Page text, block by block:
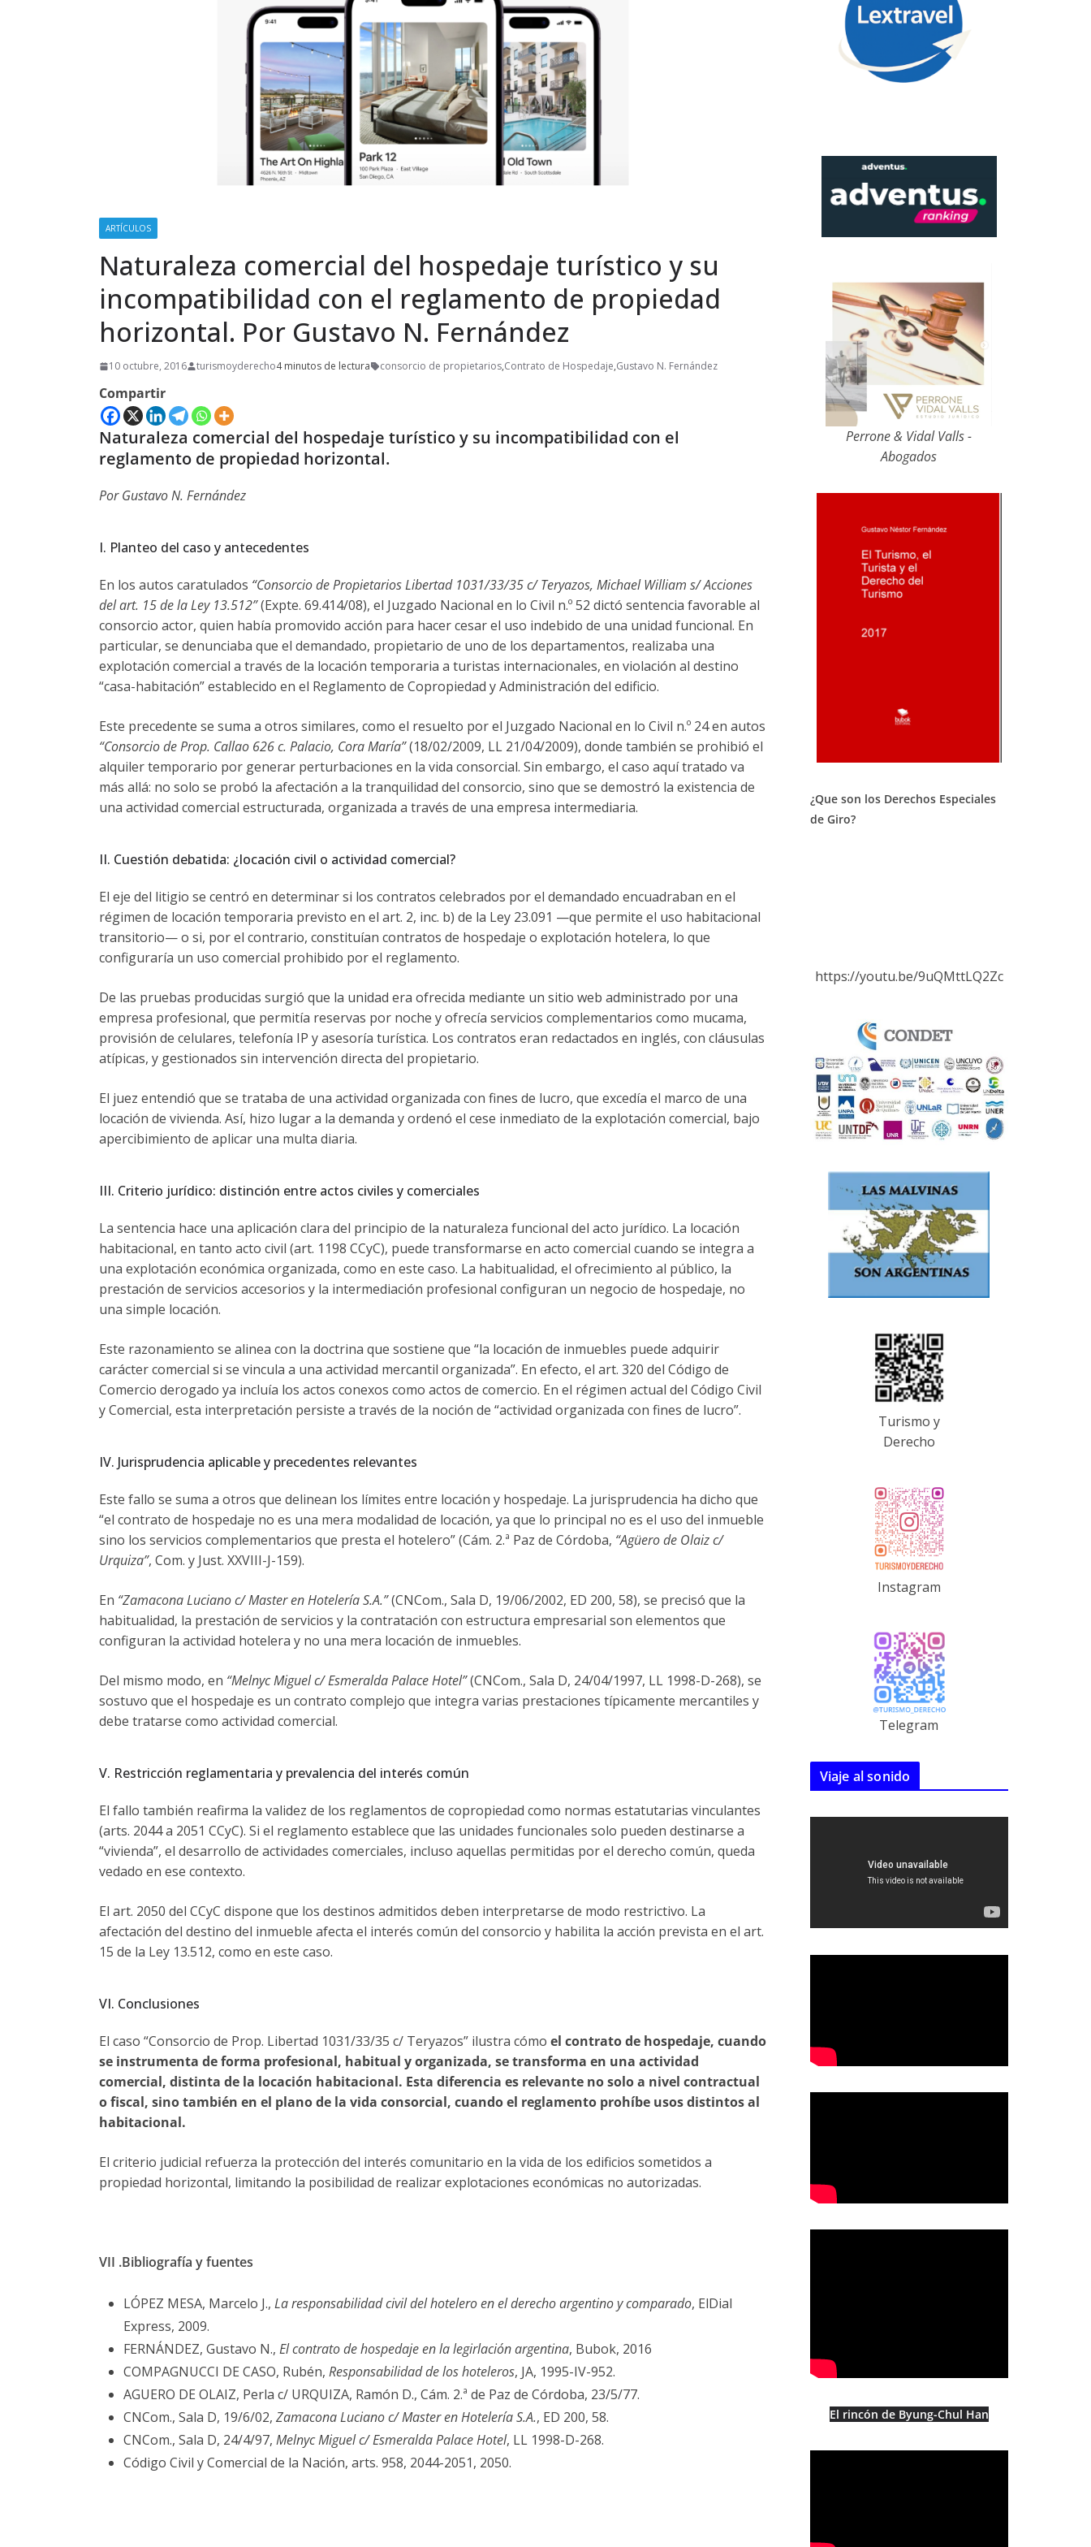
ARTÍCULOS
Naturaleza comercial del hospedaje turístico y su
incompatibilidad con el reglamento de propiedad
horizontal. Por Gustavo N. Fernández
10 octubre, 2016 turismoyderecho4 minutos de lectura consorcio de propietarios,Contrato de Hospedaje,Gustavo N. Fernández
Compartir
Naturaleza comercial del hospedaje turístico y su incompatibilidad con el
reglamento de propiedad horizontal.
Por Gustavo N. Fernández
I. Planteo del caso y antecedentes
En los autos caratulados “Consorcio de Propietarios Libertad 1031/33/35 c/ Teryazos, Michael William s/ Acciones
del art. 15 de la Ley 13.512”(Expte. 69.414/08), el Juzgado Nacional en lo Civil n.º 52 dictó sentencia favorable al
consorcio actor, quien había promovido acción para hacer cesar el uso indebido de una unidad funcional. En
particular, se denunciaba que el demandado, propietario de uno de los departamentos, realizaba una
explotación comercial a través de la locación temporaria a turistas internacionales, en violación al destino
“casa-habitación” establecido en el Reglamento de Copropiedad y Administración del edificio.
Este precedente se suma a otros similares, como el resuelto por el Juzgado Nacional en lo Civil n.º 24 en autos
“Consorcio de Prop. Callao 626 c. Palacio, Cora María”(18/02/2009, LL 21/04/2009), donde también se prohibió el
alquiler temporario por generar perturbaciones en la vida consorcial. Sin embargo, el caso aquí tratado va
más allá: no solo se probó la afectación a la tranquilidad del consorcio, sino que se demostró la existencia de
una actividad comercial estructurada, organizada a través de una empresa intermediaria.
II. Cuestión debatida: ¿locación civil o actividad comercial?
El eje del litigio se centró en determinar si los contratos celebrados por el demandado encuadraban en el
régimen de locación temporaria previsto en el art. 2, inc. b) de la Ley 23.091 —que permite el uso habitacional
transitorio— o si, por el contrario, constituían contratos de hospedaje o explotación hotelera, lo que
configuraría un uso comercial prohibido por el reglamento.
De las pruebas producidas surgió que la unidad era ofrecida mediante un sitio web administrado por una
empresa profesional, que permitía reservas por noche y ofrecía servicios complementarios como mucama,
provisión de celulares, telefonía IP y asesoría turística. Los contratos eran redactados en inglés, con cláusulas
atípicas, y gestionados sin intervención directa del propietario.
El juez entendió que se trataba de una actividad organizada con fines de lucro, que excedía el marco de una
locación de vivienda. Así, hizo lugar a la demanda y ordenó el cese inmediato de la explotación comercial, bajo
apercibimiento de aplicar una multa diaria.
III. Criterio jurídico: distinción entre actos civiles y comerciales
La sentencia hace una aplicación clara del principio de la naturaleza funcional del acto jurídico. La locación
habitacional, en tanto acto civil (art. 1198 CCyC), puede transformarse en acto comercial cuando se integra a
una explotación económica organizada, como en este caso. La habitualidad, el ofrecimiento al público, la
prestación de servicios accesorios y la intermediación profesional configuran un negocio de hospedaje, no
una simple locación.
Este razonamiento se alinea con la doctrina que sostiene que “la locación de inmuebles puede adquirir
carácter comercial si se vincula a una actividad mercantil organizada”. En efecto, el art. 320 del Código de
Comercio derogado ya incluía los actos conexos como actos de comercio. En el régimen actual del Código Civil
y Comercial, esta interpretación persiste a través de la noción de “actividad organizada con fines de lucro”.
IV. Jurisprudencia aplicable y precedentes relevantes
Este fallo se suma a otros que delinean los límites entre locación y hospedaje. La jurisprudencia ha dicho que
“el contrato de hospedaje no es una mera modalidad de locación, ya que lo principal no es el uso del inmueble
sino los servicios complementarios que presta el hotelero” (Cám. 2.ª Paz de Córdoba, “Agüero de Olaiz c/
Urquiza”, Com. y Just. XXVIII-J-159).
En “Zamacona Luciano c/ Master en Hotelería S.A.”(CNCom., Sala D, 19/06/2002, ED 200, 58), se precisó que la
habitualidad, la prestación de servicios y la contratación con estructura empresarial son elementos que
configuran la actividad hotelera y no una mera locación de inmuebles.
Del mismo modo, en “Melnyc Miguel c/ Esmeralda Palace Hotel”(CNCom., Sala D, 24/04/1997, LL 1998-D-268), se
sostuvo que el hospedaje es un contrato complejo que integra varias prestaciones típicamente mercantiles y
debe tratarse como actividad comercial.
V. Restricción reglamentaria y prevalencia del interés común
El fallo también reafirma la validez de los reglamentos de copropiedad como normas estatutarias vinculantes
(arts. 2044 a 2051 CCyC). Si el reglamento establece que las unidades funcionales solo pueden destinarse a
“vivienda”, el desarrollo de actividades comerciales, incluso aquellas permitidas por el derecho común, queda
vedado en ese contexto.
El art. 2050 del CCyC dispone que los destinos admitidos deben interpretarse de modo restrictivo. La
afectación del destino del inmueble afecta el interés común del consorcio y habilita la acción prevista en el art.
15 de la Ley 13.512, como en este caso.
VI. Conclusiones
El caso “Consorcio de Prop. Libertad 1031/33/35 c/ Teryazos” ilustra cómo el contrato de hospedaje, cuando
se instrumenta de forma profesional, habitual y organizada, se transforma en una actividad
comercial, distinta de la locación habitacional. Esta diferencia es relevante no solo a nivel contractual
o fiscal, sino también en el plano de la vida consorcial, cuando el reglamento prohíbe usos distintos al
habitacional.
El criterio judicial refuerza la protección del interés comunitario en la vida de los edificios sometidos a
propiedad horizontal, limitando la posibilidad de realizar explotaciones económicas no autorizadas.
VII .Bibliografía y fuentes
LÓPEZ MESA, Marcelo J., La responsabilidad civil del hotelero en el derecho argentino y comparado, ElDial
Express, 2009.
FERNÁNDEZ, Gustavo N., El contrato de hospedaje en la legirlación argentina, Bubok, 2016
COMPAGNUCCI DE CASO, Rubén, Responsabilidad de los hoteleros, JA, 1995-IV-952.
AGUERO DE OLAIZ, Perla c/ URQUIZA, Ramón D., Cám. 2.ª de Paz de Córdoba, 23/5/77.
CNCom., Sala D, 19/6/02, Zamacona Luciano c/ Master en Hotelería S.A., ED 200, 58.
CNCom., Sala D, 24/4/97, Melnyc Miguel c/ Esmeralda Palace Hotel, LL 1998-D-268.
Código Civil y Comercial de la Nación, arts. 958, 2044-2051, 2050.
Perrone & Vidal Valls -
Abogados
¿Que son los Derechos Especiales
de Giro?
https://youtu.be/9uQMttLQ2Zc
Turismo y
Derecho
Instagram
Telegram
Viaje al sonido
El rincón de Byung-Chul Han